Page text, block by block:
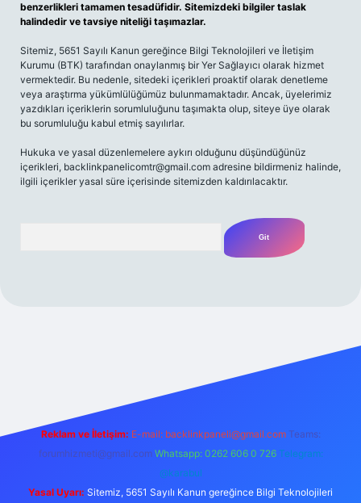
benzerlikleri tamamen tesadüfidir. Sitemizdeki bilgiler taslak
halindedir ve tavsiye niteliği taşımazlar.
Sitemiz, 5651 Sayılı Kanun gereğince Bilgi Teknolojileri ve İletişim
Kurumu (BTK) tarafından onaylanmış bir Yer Sağlayıcı olarak hizmet
vermektedir. Bu nedenle, sitedeki içerikleri proaktif olarak denetleme
veya araştırma yükümlülüğümüz bulunmamaktadır. Ancak, üyelerimiz
yazdıkları içeriklerin sorumluluğunu taşımakta olup, siteye üye olarak
bu sorumluluğu kabul etmiş sayılırlar.
Hukuka ve yasal düzenlemelere aykırı olduğunu düşündüğünüz
içerikleri, backlinkpanelicomtr@gmail.com adresine bildirmeniz halinde,
ilgili içerikler yasal süre içerisinde sitemizden kaldırılacaktır.
Reklam ve İletişim: E-mail: backlinkpaneli@gmail.com Teams:
forumhizmeti@gmail.com Whatsapp: 0262 606 0 726 Telegram:
@karabul
Yasal Uyarı: Sitemiz, 5651 Sayılı Kanun gereğince Bilgi Teknolojileri